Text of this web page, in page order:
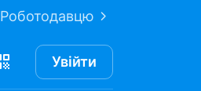
Роботодавцю
Увійти